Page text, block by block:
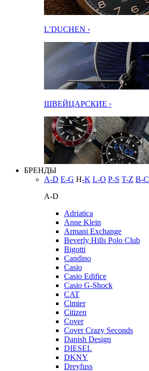
L’DUCHEN ›
ШВЕЙЦАРСКИЕ ›
БРЕНДЫ
A-D E-G H-K L-O P-S T-Z В-С
A-D
Adriatica
Anne Klein
Armani Exchange
Beverly Hills Polo Club
Bigotti
Candino
Casio
Casio Edifice
Casio G-Shock
CAT
Cimier
Citizen
Cover
Cover Crazy Seconds
Danish Design
DIESEL
DKNY
Dreyfuss